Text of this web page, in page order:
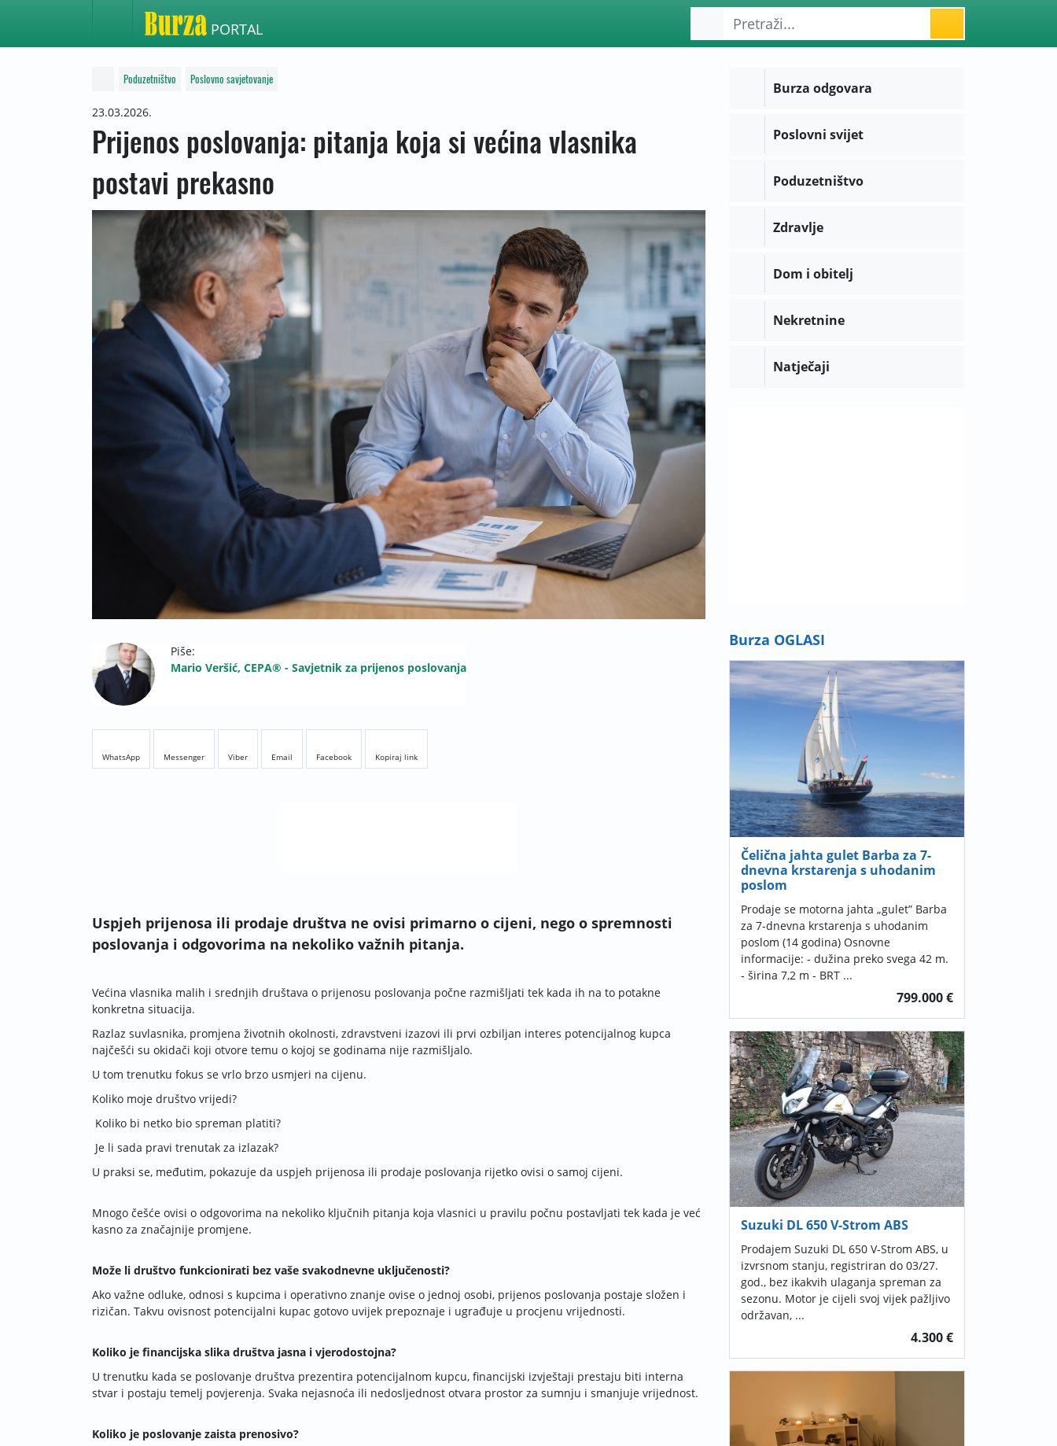
PORTAL
Poduzetništvo Poslovno savjetovanje
23.03.2026.
Prijenos poslovanja: pitanja koja si većina vlasnika
postavi prekasno
Piše:
Mario Veršić, CEPA® - Savjetnik za prijenos poslovanja
WhatsApp Messenger Viber Email Facebook Kopiraj link
Uspjeh prijenosa ili prodaje društva ne ovisi primarno o cijeni, nego o spremnosti
poslovanja i odgovorima na nekoliko važnih pitanja.
Većina vlasnika malih i srednjih društava o prijenosu poslovanja počne razmišljati tek kada ih na to potakne
konkretna situacija.
Razlaz suvlasnika, promjena životnih okolnosti, zdravstveni izazovi ili prvi ozbiljan interes potencijalnog kupca
najčešći su okidači koji otvore temu o kojoj se godinama nije razmišljalo.
U tom trenutku fokus se vrlo brzo usmjeri na cijenu.
Koliko moje društvo vrijedi?
Koliko bi netko bio spreman platiti?
Je li sada pravi trenutak za izlazak?
U praksi se, međutim, pokazuje da uspjeh prijenosa ili prodaje poslovanja rijetko ovisi o samoj cijeni.
Mnogo češće ovisi o odgovorima na nekoliko ključnih pitanja koja vlasnici u pravilu počnu postavljati tek kada je već
kasno za značajnije promjene.
Može li društvo funkcionirati bez vaše svakodnevne uključenosti?
Ako važne odluke, odnosi s kupcima i operativno znanje ovise o jednoj osobi, prijenos poslovanja postaje složen i
rizičan. Takvu ovisnost potencijalni kupac gotovo uvijek prepoznaje i ugrađuje u procjenu vrijednosti.
Koliko je financijska slika društva jasna i vjerodostojna?
U trenutku kada se poslovanje društva prezentira potencijalnom kupcu, financijski izvještaji prestaju biti interna
stvar i postaju temelj povjerenja. Svaka nejasnoća ili nedosljednost otvara prostor za sumnju i smanjuje vrijednost.
Koliko je poslovanje zaista prenosivo?
Burza odgovara
Poslovni svijet
Poduzetništvo
Zdravlje
Dom i obitelj
Nekretnine
Natječaji
Burza OGLASI
Čelična jahta gulet Barba za 7-
dnevna krstarenja s uhodanim
poslom
Prodaje se motorna jahta „gulet” Barba
za 7-dnevna krstarenja s uhodanim
poslom (14 godina) Osnovne
informacije: - dužina preko svega 42 m.
- širina 7,2 m - BRT ...
799.000 €
Suzuki DL 650 V-Strom ABS
Prodajem Suzuki DL 650 V-Strom ABS, u
izvrsnom stanju, registriran do 03/27.
god., bez ikakvih ulaganja spreman za
sezonu. Motor je cijeli svoj vijek pažljivo
održavan, ...
4.300 €